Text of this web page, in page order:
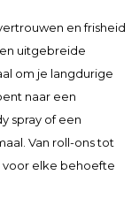
en frisheid
uitgebreide
om je langdurige
naar een
spray of een
Van roll-ons tot
voor elke behoefte